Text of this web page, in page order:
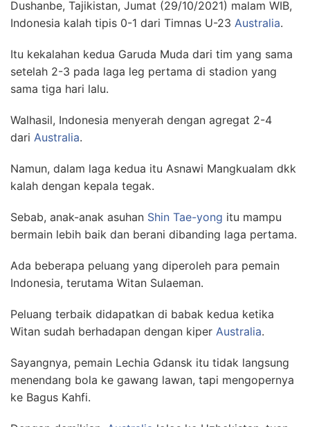
Dushanbe, Tajikistan, Jumat (29/10/2021) malam WIB,
Indonesia kalah tipis 0-1 dari Timnas U-23 Australia.
Itu kekalahan kedua Garuda Muda dari tim yang sama
setelah 2-3 pada laga leg pertama di stadion yang
sama tiga hari lalu.
Walhasil, Indonesia menyerah dengan agregat 2-4
dari Australia.
Namun, dalam laga kedua itu Asnawi Mangkualam dkk
kalah dengan kepala tegak.
Sebab, anak-anak asuhan Shin Tae-yong itu mampu
bermain lebih baik dan berani dibanding laga pertama.
Ada beberapa peluang yang diperoleh para pemain
Indonesia, terutama Witan Sulaeman.
Peluang terbaik didapatkan di babak kedua ketika
Witan sudah berhadapan dengan kiper Australia.
Sayangnya, pemain Lechia Gdansk itu tidak langsung
menendang bola ke gawang lawan, tapi mengopernya
ke Bagus Kahfi.